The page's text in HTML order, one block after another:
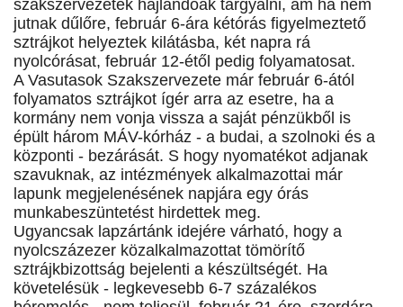
szakszervezetek hajlandóak tárgyalni, ám ha nem
jutnak dűlőre, február 6-ára kétórás figyelmeztető
sztrájkot helyeztek kilátásba, két napra rá
nyolcórásat, február 12-étől pedig folyamatosat.
A Vasutasok Szakszervezete már február 6-ától
folyamatos sztrájkot ígér arra az esetre, ha a
kormány nem vonja vissza a saját pénzükből is
épült három MÁV-kórház - a budai, a szolnoki és a
központi - bezárását. S hogy nyomatékot adjanak
szavuknak, az intézmények alkalmazottai már
lapunk megjelenésének napjára egy órás
munkabeszüntetést hirdettek meg.
Ugyancsak lapzártánk idejére várható, hogy a
nyolcszázezer közalkalmazottat tömörítő
sztrájkbizottság bejelenti a készültségét. Ha
követelésük - legkevesebb 6-7 százalékos